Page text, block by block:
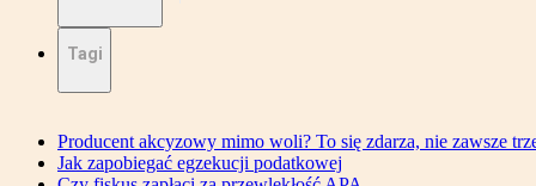
Tagi
Producent akcyzowy mimo woli? To się zdarza, nie zawsze
Jak zapobiegać egzekucji podatkowej